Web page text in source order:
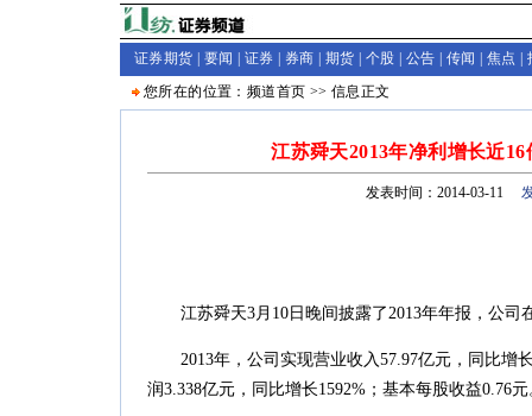
证券期货 | 要闻 证券 券商 期货 个股 公告 传闻 焦点
您所在的位置： 频道首页 >>信息正文
江苏舜天2013年净利增长近
发表时间：2014-03-11
江苏舜天3月10日晚间披露了2013年年报，公司
2013年，公司实现营业收入57.97亿元，同比增
润3.338亿元，同比增长1592%；基本每股收益0.76元